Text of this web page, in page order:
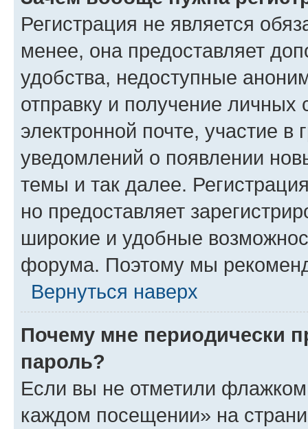
Регистрация не является
менее, она предоставляет
удобства, недоступные
отправку и получение
электронной почте, участие в
уведомлений о появлении
темы и так далее.
но предоставляет
широкие и удобные
форума. Поэтому мы
Вернуться наверх
Почему мне периодически
пароль?
Если вы не отметили флажком
каждом посещении» на